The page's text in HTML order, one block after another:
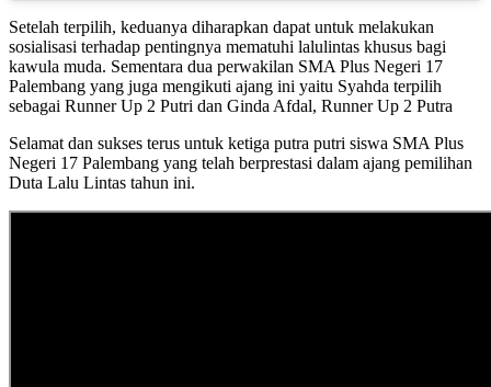
Setelah terpilih, keduanya diharapkan dapat untuk melakukan
sosialisasi terhadap pentingnya mematuhi lalulintas khusus bagi
kawula muda. Sementara dua perwakilan SMA Plus Negeri 17
Palembang yang juga mengikuti ajang ini yaitu Syahda terpilih
sebagai Runner Up 2 Putri dan Ginda Afdal, Runner Up 2 Putra
Selamat dan sukses terus untuk ketiga putra putri siswa SMA Plus
Negeri 17 Palembang yang telah berprestasi dalam ajang pemilihan
Duta Lalu Lintas tahun ini.